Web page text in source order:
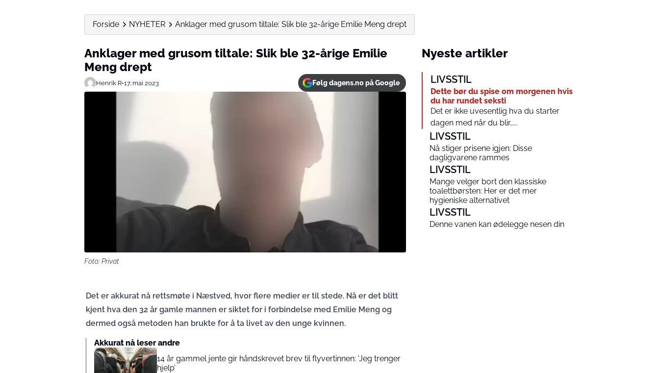
Forside NYHETER Anklager med grusom tiltale: Slik ble 32-årige Emilie Meng drept
Anklager med grusom tiltale: Slik ble 32-årige Emilie
Meng drept
Henrik R•17. mai 2023 Følg dagens.no på Google
Foto: Privat
Det er akkurat nå rettsmøte i Næstved, hvor flere medier er til stede. Nå er det blitt
kjent hva den 32 år gamle mannen er siktet for i forbindelse med Emilie Meng og
dermed også metoden han brukte for å ta livet av den unge kvinnen.
Akkurat nå leser andre
14 år gammel jente gir håndskrevet brev til flyvertinnen: ‘Jeg trenger
hjelp’
Nyeste artikler
LIVSSTIL
Dette bør du spise om morgenen hvis
du har rundet seksti
Det er ikke uvesentlig hva du starter
dagen med når du blir…...
LIVSSTIL
Nå stiger prisene igjen: Disse
dagligvarene rammes
LIVSSTIL
Mange velger bort den klassiske
toalettbørsten: Her er det mer
hygieniske alternativet
LIVSSTIL
Denne vanen kan ødelegge nesen din